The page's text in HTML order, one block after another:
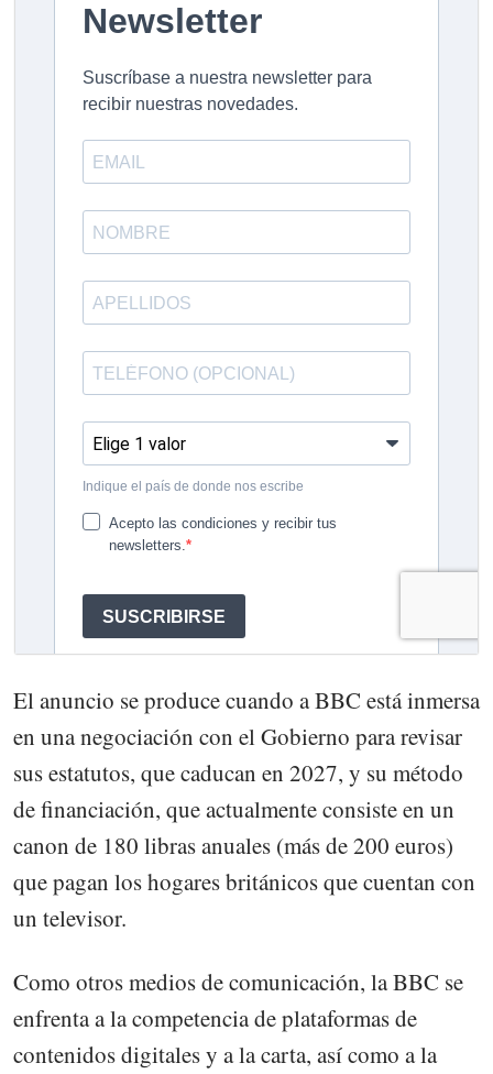
El anuncio se produce cuando a BBC está inmersa
en una negociación con el Gobierno para revisar
sus estatutos, que caducan en 2027, y su método
de financiación, que actualmente consiste en un
canon de 180 libras anuales (más de 200 euros)
que pagan los hogares británicos que cuentan con
un televisor.
Como otros medios de comunicación, la BBC se
enfrenta a la competencia de plataformas de
contenidos digitales y a la carta, así como a la